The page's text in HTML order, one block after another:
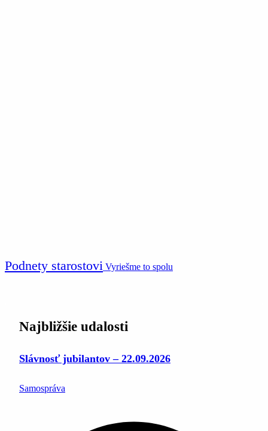
Podnety starostovi Vyriešme to spolu
Najbližšie udalosti
Slávnosť jubilantov – 22.09.2026
Samospráva